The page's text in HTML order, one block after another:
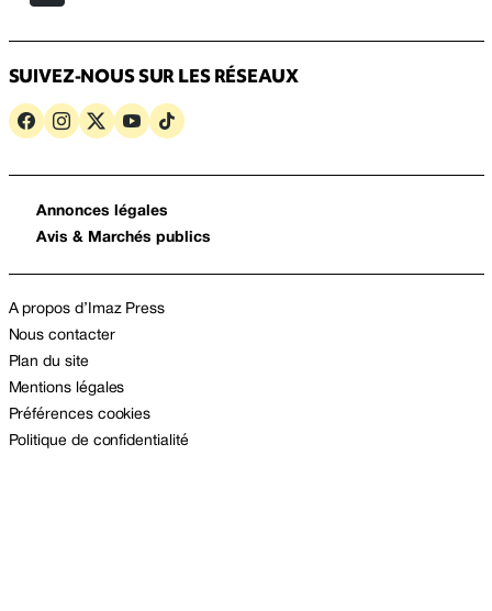
SUIVEZ-NOUS SUR LES RÉSEAUX
Annonces légales
Avis & Marchés publics
A propos d’Imaz Press
Nous contacter
Plan du site
Mentions légales
Préférences cookies
Politique de confidentialité